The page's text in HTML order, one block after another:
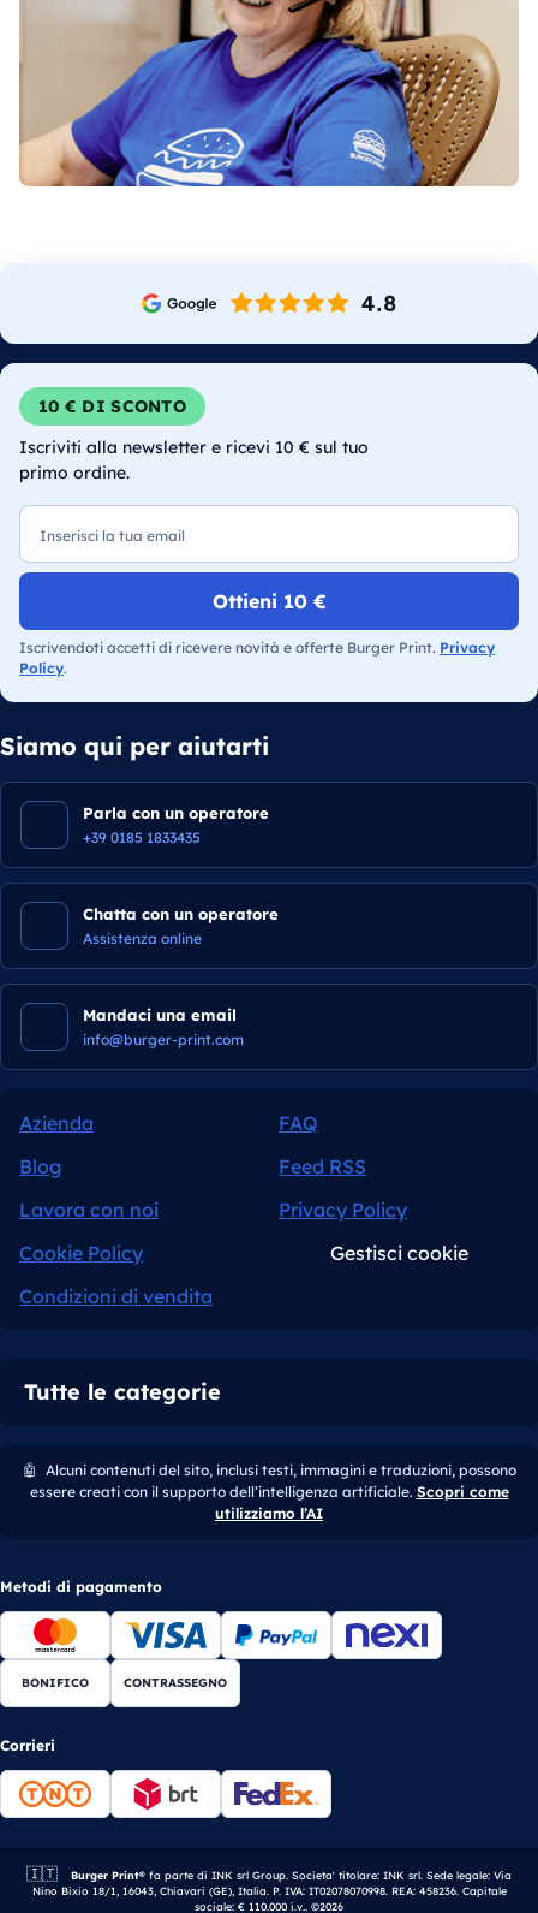
10 € DI SCONTO
Iscriviti alla newsletter e ricevi 10 € sul tuo
primo ordine.
Ottieni 10 €
Iscrivendoti accetti di ricevere novità e offerte Burger Print. Privacy
Policy.
Siamo qui per aiutarti
Parla con un operatore
+39 0185 1833435
Chatta con un operatore
Assistenza online
Mandaci una email
info@burger-print.com
Azienda
FAQ
Blog
Feed RSS
Lavora con noi
Privacy Policy
Cookie Policy
Gestisci cookie
Condizioni di vendita
Tutte le categorie
🤖 Alcuni contenuti del sito, inclusi testi, immagini e traduzioni, possono
essere creati con il supporto dell’intelligenza artificiale. Scopri come
utilizziamo l’AI
Metodi di pagamento
BONIFICO CONTRASSEGNO
Corrieri
🇮🇹 Azienda italiana.
Burger Print® fa parte di INK srl Group. Societa' titolare: INK srl. Sede legale: Via
Nino Bixio 18/1, 16043, Chiavari (GE), Italia. P. IVA: IT02078070998. REA: 458236. Capitale
sociale: € 110.000 i.v.. ©2026